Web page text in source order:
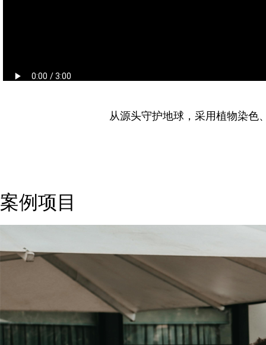
从源头守护地球，采用植物染色
案例项目